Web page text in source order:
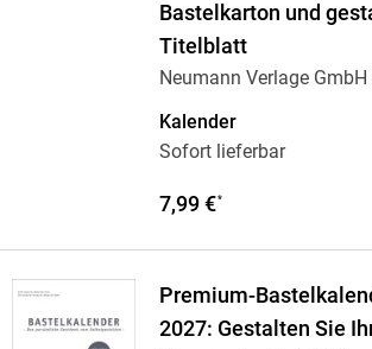
Bastelkarton und
Titelblatt
Neumann Verlage GmbH
Kalender
Sofort lieferbar
7,99 €*
Premium-
2027: Gestalten Sie